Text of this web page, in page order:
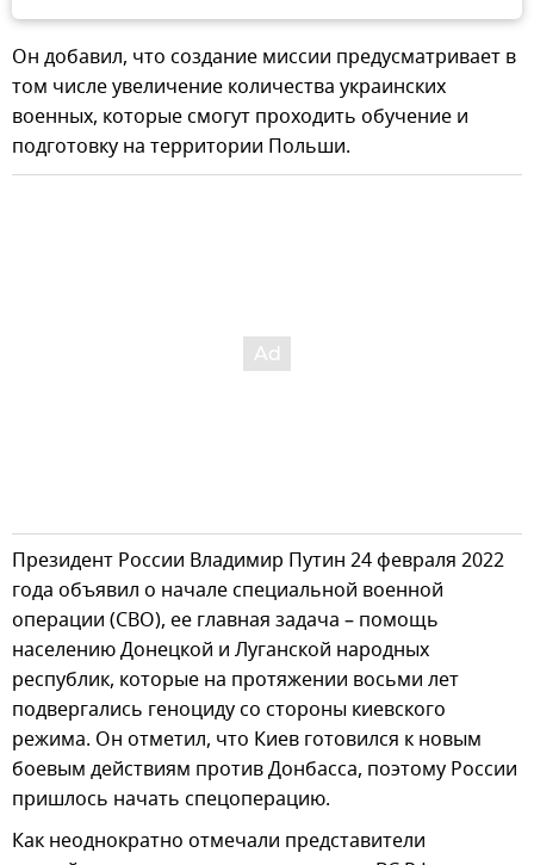
Он добавил, что создание миссии предусматривает в
том числе увеличение количества украинских
военных, которые смогут проходить обучение и
подготовку на территории Польши.
Президент России Владимир Путин 24 февраля 2022
года объявил о начале специальной военной
операции (СВО), ее главная задача – помощь
населению Донецкой и Луганской народных
республик, которые на протяжении восьми лет
подвергались геноциду со стороны киевского
режима. Он отметил, что Киев готовился к новым
боевым действиям против Донбасса, поэтому России
пришлось начать спецоперацию.
Как неоднократно отмечали представители